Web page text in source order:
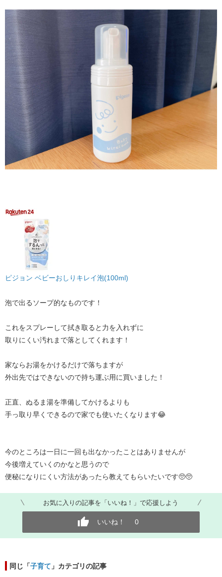
ピジョン ベビーおしりキレイ泡(100ml)
泡で出るソープ的なものです！
これをスプレーして拭き取ると力を入れずに
取りにくい汚れまで落としてくれます！
家ならお湯をかけるだけで落ちますが
外出先ではできないので持ち運ぶ用に買いました！
正直、ぬるま湯を準備してかけるよりも
手っ取り早くできるので家でも使いたくなります😂
今のところは一日に一回も出なかったことはありませんが
今後増えていくのかなと思うので
便秘になりにくい方法があったら教えてもらいたいです🥺🥺
お気に入りの記事を「いいね！」で応援しよう
いいね！ 0
同じ「子育て 」カテゴリの記事